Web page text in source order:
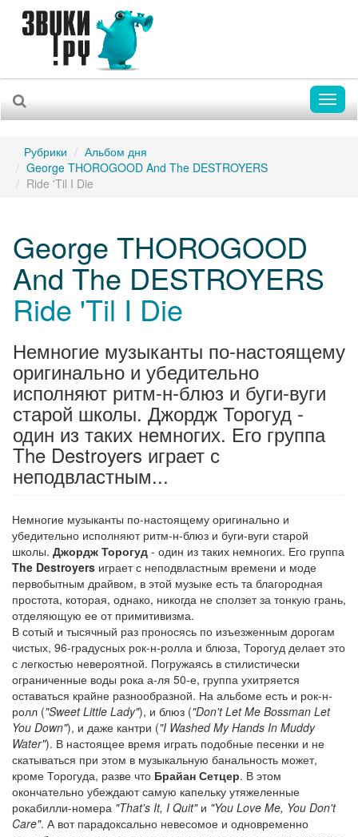
Рубрики
Альбом дня
George THOROGOOD And The DESTROYERS
Ride 'Til I Die
George THOROGOOD
And The DESTROYERS
Ride 'Til I Die
Немногие музыканты по-настоящему
оригинально и убедительно
исполняют ритм-н-блюз и буги-вуги
старой школы. Джордж Торогуд -
один из таких немногих. Его группа
The Destroyers играет с
неподвластным...
Немногие музыканты по-настоящему оригинально и
убедительно исполняют ритм-н-блюз и буги-вуги старой
школы. Джордж Торогуд - один из таких немногих. Его группа
The Destroyers играет с неподвластным времени и моде
первобытным драйвом, в этой музыке есть та благородная
простота, которая, однако, никогда не сползет за тонкую грань,
отделяющую ее от примитивизма.
В сотый и тысячный раз проносясь по изъезженным дорогам
чистых, 96-градусных рок-н-ролла и блюза, Торогуд делает это
с легкостью невероятной. Погружаясь в стилистически
ограниченные воды рока а-ля 50-е, группа ухитряется
оставаться крайне разнообразной. На альбоме есть и рок-н-
ролл ("Sweet Little Lady"), и блюз ("Don't Let Me Bossman Let
You Down"), и даже кантри ("I Washed My Hands In Muddy
Water"). В настоящее время играть подобные песенки и не
скатываться при этом в музыкальную банальность может,
кроме Торогуда, разве что Брайан Сетцер. В этом
окончательно убеждают самую капельку утяжеленные
рокабилли-номера "That's It, I Quit"и "You Love Me, You Don't
Care". А вот парадоксально невесомое и одновременно